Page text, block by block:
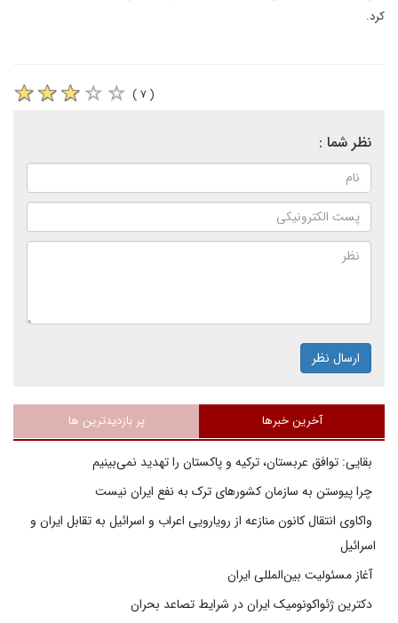
کرد.
( ۷ )
نظر شما :
ارسال نظر
آخرین خبرها پر بازدیدترین ها
بقایی: توافق عربستان، ترکیه و پاکستان را تهدید نمی‌بینیم
چرا پیوستن به سازمان کشورهای ترک به نفع ایران نیست
واکاوی انتقال کانون منازعه از رویارویی اعراب و اسرائیل به تقابل ایران و
اسرائیل
آغاز مسئولیت بین‌المللی ایران
دکترین ژئواکونومیک ایران در شرایط تصاعد بحران